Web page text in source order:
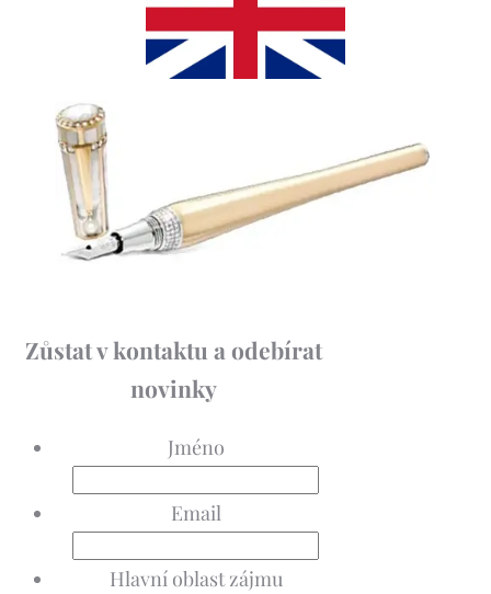
Zůstat v kontaktu a odebírat
novinky
Jméno
Email
Hlavní oblast zájmu